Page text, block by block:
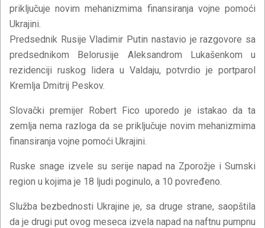
priključuje novim mehanizmima finansiranja vojne pomoći
Ukrajini.
Predsednik Rusije Vladimir Putin nastavio je razgovore sa
predsednikom Belorusije Aleksandrom Lukašenkom u
rezidenciji ruskog lidera u Valdaju, potvrdio je portparol
Kremlja Dmitrij Peskov.
Slovački premijer Robert Fico uporedo je istakao da ta
zemlja nema razloga da se priključuje novim mehanizmima
finansiranja vojne pomoći Ukrajini.
Ruske snage izvele su serije napad na Zporožje i Sumski
region u kojima je 18 ljudi poginulo, a 10 povređeno.
Služba bezbednosti Ukrajine je, sa druge strane, saopštila
da je drugi put ovog meseca izvela napad na naftnu pumpnu